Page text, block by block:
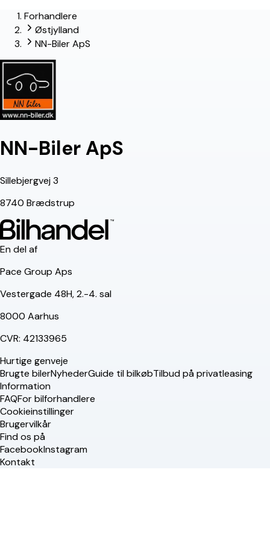
lead-forhandler
Forhandlere
Østjylland
NN-Biler ApS
NN-Biler ApS
Sillebjergvej 3
8740 Brædstrup
En del af
Pace Group Aps
Vestergade 48H, 2.-4. sal
8000 Aarhus
CVR: 42133965
Hurtige genveje
Brugte bilerNyhederGuide til bilkøbTilbud på privatleasing
Information
FAQFor bilforhandlere
Cookieinstillinger
Brugervilkår
Find os på
FacebookInstagram
Kontakt